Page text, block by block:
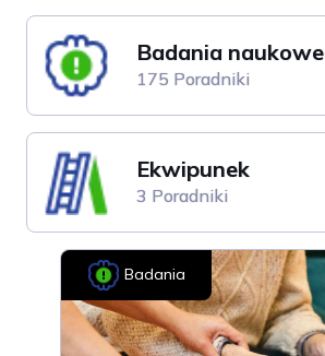
Badania naukowe
175 Poradniki
Ekwipunek
3 Poradniki
Badania